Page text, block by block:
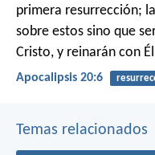
primera resurrección;
sobre estos sino que
Cristo, y reinarán con
Apocalipsis 20:6
Temas relacionados